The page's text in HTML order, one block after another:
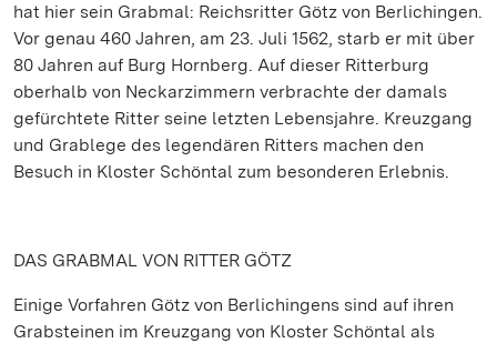
hat hier sein Grabmal: Reichsritter Götz von Berlichingen.
Vor genau 460 Jahren, am 23. Juli 1562, starb er mit über
80 Jahren auf Burg Hornberg. Auf dieser Ritterburg
oberhalb von Neckarzimmern verbrachte der damals
gefürchtete Ritter seine letzten Lebensjahre. Kreuzgang
und Grablege des legendären Ritters machen den
Besuch in Kloster Schöntal zum besonderen Erlebnis.
DAS GRABMAL VON RITTER GÖTZ
Einige Vorfahren Götz von Berlichingens sind auf ihren
Grabsteinen im Kreuzgang von Kloster Schöntal als